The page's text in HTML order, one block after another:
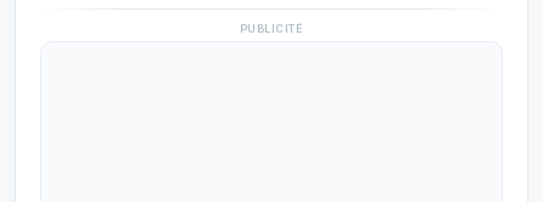
PUBLICITÉ